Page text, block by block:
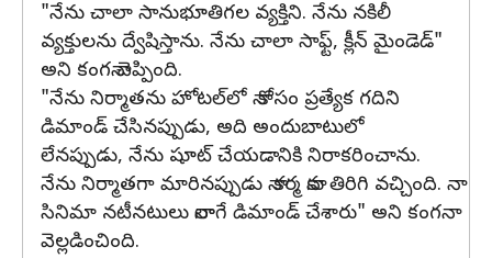
"నేను చాలా సానుభూతిగల వ్యక్తిని. నేను నకిలీ
వ్యక్తులను ద్వేషిస్తాను. నేను చాలా సాఫ్ట్, క్లీన్ మైండెడ్"
అని కంగనా చెప్పింది.
"నేను నిర్మాతను హోటల్‌లో నా కోసం ప్రత్యేక గదిని
డిమాండ్ చేసినప్పుడు, అది అందుబాటులో
లేనప్పుడు, నేను షూట్ చేయడానికి నిరాకరించాను.
నేను నిర్మాతగా మారినప్పుడు నా కర్మ నాకు తిరిగి వచ్చింది. నా
సినిమా నటీనటులు నాలాగే డిమాండ్ చేశారు" అని కంగనా
వెల్లడించింది.